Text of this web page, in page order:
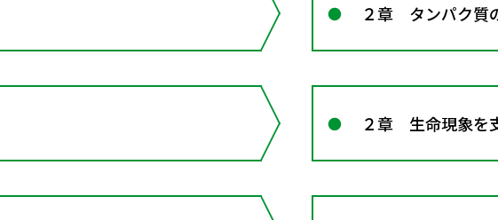
２章 タンパク質
２章 生命現象を